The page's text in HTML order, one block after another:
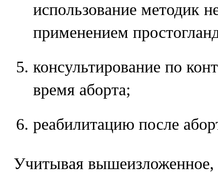
использование методик
применением
консультирование по
время аборта;
реабилитацию после
Учитывая вышеизложенное,